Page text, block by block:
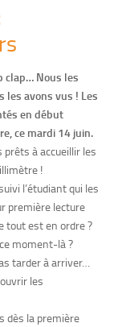
clap… Nous les
les avons vus ! Les
en début
ce mardi 14 juin.
à accueillir les
!
l’étudiant qui les
première lecture
tout est en ordre ?
moment-là ?
tarder à arriver…
les
dès la première